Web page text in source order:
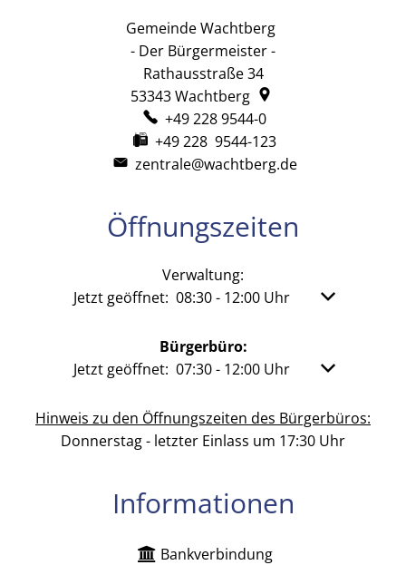
Gemeinde Wachtberg
- Der Bürgermeister -
Rathausstraße 34
53343Wachtberg
+49 228 9544-0
+49 228 9544-123
zentrale@wachtberg.de
Öffnungszeiten
Verwaltung:
Klicken, um weitere Öffnungs- oder
Jetzt geöffnet: 08:30- 12:00Uhr Von 08:30
Bürgerbüro:
Klicken, um weitere Öffnungs- oder
Jetzt geöffnet: 07:30- 12:00Uhr Von 07:30
Hinweis zu den Öffnungszeiten des Bürgerbüros:
Donnerstag - letzter Einlass um 17:30 Uhr
Informationen
Bankverbindung